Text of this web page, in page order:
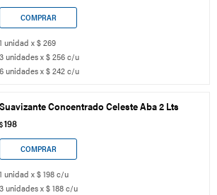
1 unidad x $ 269
3 unidades x $ 256 c/u
6 unidades x $ 242 c/u
Suavizante Concentrado Celeste Aba 2 Lts
$198
1 unidad x $ 198 c/u
3 unidades x $ 188 c/u